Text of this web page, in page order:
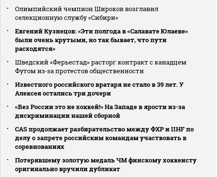
Олимпийский чемпион Широков возглавил
селекционную службу «Сибири»
Евгений Кузнецов: «Эти полгода в «Салавате Юлаеве»
были очень крутыми, но так бывает, что пути
расходятся»
Шведский «Ферьестад» расторг контракт с канадцем
Футом из‑за протестов общественности
Известного российского вратаря не стало в 39 лет. У
Алексея остались три дочери
«Без России это не хоккей!» На Западе в ярости из-за
дискриминации нашей сборной
CAS продолжает разбирательство между ФХР и IIHF по
делу о запрете российским командам участвовать в
соревнованиях
Потерявшему золотую медаль ЧМ финскому хоккеисту
оригинально вручили дубликат